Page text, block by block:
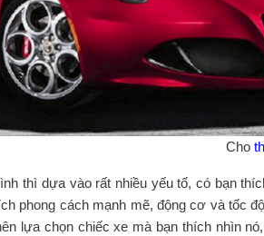
Cho
thì dựa vào rất nhiều yếu tố, có bạn
phong cách mạnh mẽ, động cơ và tốc
lựa chọn chiếc xe mà bạn thích nhìn